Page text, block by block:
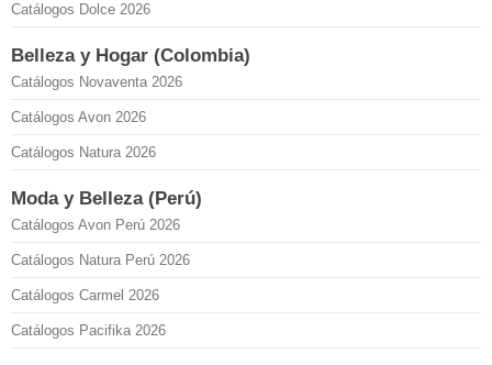
Catálogos Dolce 2026
Belleza y Hogar (Colombia)
Catálogos Novaventa 2026
Catálogos Avon 2026
Catálogos Natura 2026
Moda y Belleza (Perú)
Catálogos Avon Perú 2026
Catálogos Natura Perú 2026
Catálogos Carmel 2026
Catálogos Pacifika 2026